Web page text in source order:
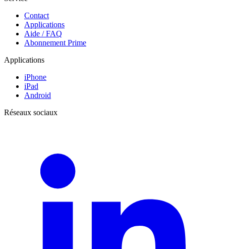
Contact
Applications
Aide / FAQ
Abonnement Prime
Applications
iPhone
iPad
Android
Réseaux sociaux